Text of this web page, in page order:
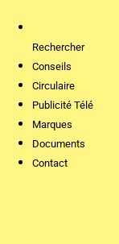
Rechercher
Conseils
Circulaire
Publicité Télé
Marques
Documents
Contact